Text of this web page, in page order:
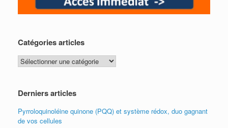
Catégories articles
Catégories
articles
Derniers articles
Pyrroloquinoléine quinone (PQQ) et système rédox, duo gagnant
de vos cellules